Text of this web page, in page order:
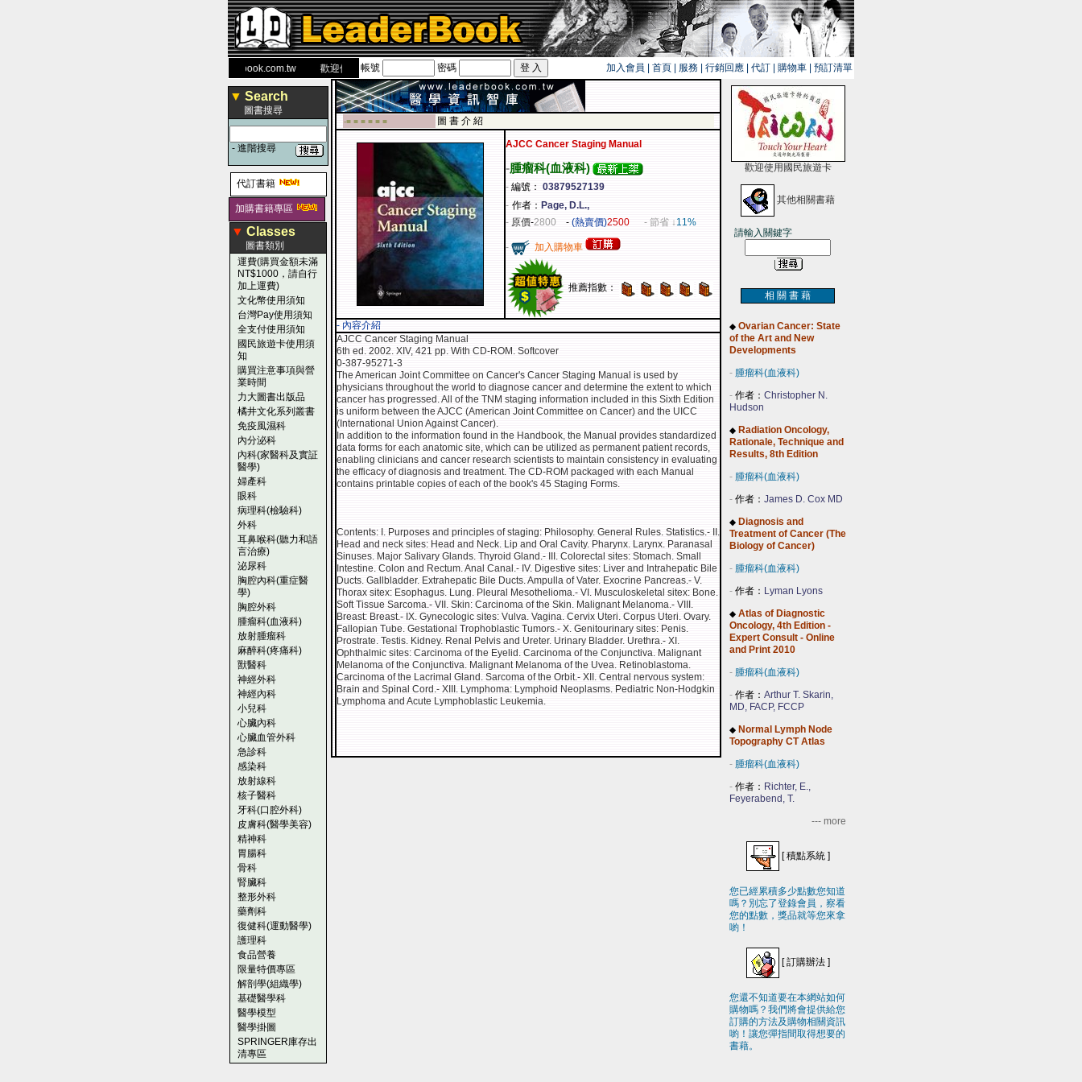
www.leaderbook.com.tw歡迎使用 國民旅遊卡！！
帳號 密碼 加入會員 首頁 服務 行銷回應 代訂 購物車 預訂清單
▼ Search
圖書搜尋
- 進階搜尋
代訂書籍
加購書籍專區
▼ Classes
圖書類別
運費(購買金額未滿
NT$1000，請自行
加上運費)
文化幣使用須知
台灣Pay使用須知
全支付使用須知
國民旅遊卡使用須
知
購買注意事項與營
業時間
力大圖書出版品
橘井文化系列叢書
免疫風濕科
內分泌科
內科(家醫科及實証
醫學)
婦產科
眼科
病理科(檢驗科)
外科
耳鼻喉科(聽力和語
言治療)
泌尿科
胸腔內科(重症醫
學)
胸腔外科
腫瘤科(血液科)
放射腫瘤科
麻醉科(疼痛科)
獸醫科
神經外科
神經內科
小兒科
心臟內科
心臟血管外科
急診科
感染科
放射線科
核子醫科
牙科(口腔外科)
皮膚科(醫學美容)
精神科
胃腸科
骨科
腎臟科
整形外科
藥劑科
復健科(運動醫學)
護理科
食品營養
限量特價專區
解剖學(組織學)
基礎醫學科
醫學模型
醫學掛圖
SPRINGER庫存出
清專區
-■ ■ ■ ■ ■ ■ 圖 書 介 紹
AJCC Cancer Staging Manual
-腫瘤科(血液科)
- 編號： 03879527139
- 作者： Page, D.L.,
- 原價-2800 - (熱賣價)2500 - 節省 ↓11%
- 加入購物車
推薦指數：
- 內容介紹
AJCC Cancer Staging Manual
6th ed. 2002. XIV, 421 pp. With CD-ROM. Softcover
0-387-95271-3
The American Joint Committee on Cancer's Cancer Staging Manual is used by
physicians throughout the world to diagnose cancer and determine the extent to which
cancer has progressed. All of the TNM staging information included in this Sixth Edition
is uniform between the AJCC (American Joint Committee on Cancer) and the UICC
(International Union Against Cancer).
In addition to the information found in the Handbook, the Manual provides standardized
data forms for each anatomic site, which can be utilized as permanent patient records,
enabling clinicians and cancer research scientists to maintain consistency in evaluating
the efficacy of diagnosis and treatment. The CD-ROM packaged with each Manual
contains printable copies of each of the book's 45 Staging Forms.
Contents: I. Purposes and principles of staging: Philosophy. General Rules. Statistics.- II.
Head and neck sites: Head and Neck. Lip and Oral Cavity. Pharynx. Larynx. Paranasal
Sinuses. Major Salivary Glands. Thyroid Gland.- III. Colorectal sites: Stomach. Small
Intestine. Colon and Rectum. Anal Canal.- IV. Digestive sites: Liver and Intrahepatic Bile
Ducts. Gallbladder. Extrahepatic Bile Ducts. Ampulla of Vater. Exocrine Pancreas.- V.
Thorax sitex: Esophagus. Lung. Pleural Mesothelioma.- VI. Musculoskeletal sitex: Bone.
Soft Tissue Sarcoma.- VII. Skin: Carcinoma of the Skin. Malignant Melanoma.- VIII.
Breast: Breast.- IX. Gynecologic sites: Vulva. Vagina. Cervix Uteri. Corpus Uteri. Ovary.
Fallopian Tube. Gestational Trophoblastic Tumors.- X. Genitourinary sites: Penis.
Prostrate. Testis. Kidney. Renal Pelvis and Ureter. Urinary Bladder. Urethra.- XI.
Ophthalmic sites: Carcinoma of the Eyelid. Carcinoma of the Conjunctiva. Malignant
Melanoma of the Conjunctiva. Malignant Melanoma of the Uvea. Retinoblastoma.
Carcinoma of the Lacrimal Gland. Sarcoma of the Orbit.- XII. Central nervous system:
Brain and Spinal Cord.- XIII. Lymphoma: Lymphoid Neoplasms. Pediatric Non-Hodgkin
Lymphoma and Acute Lymphoblastic Leukemia.
歡迎使用國民旅遊卡
其他相關書藉
請輸入關鍵字
相 關 書 藉
◆ Ovarian Cancer: State
of the Art and New
Developments
- 腫瘤科(血液科)
- 作者： Christopher N.
Hudson
◆ Radiation Oncology,
Rationale, Technique and
Results, 8th Edition
- 腫瘤科(血液科)
- 作者： James D. Cox MD
◆ Diagnosis and
Treatment of Cancer (The
Biology of Cancer)
- 腫瘤科(血液科)
- 作者： Lyman Lyons
◆ Atlas of Diagnostic
Oncology, 4th Edition -
Expert Consult - Online
and Print 2010
- 腫瘤科(血液科)
- 作者： Arthur T. Skarin,
MD, FACP, FCCP
◆ Normal Lymph Node
Topography CT Atlas
- 腫瘤科(血液科)
- 作者： Richter, E.,
Feyerabend, T.
--- more
[積點系統 ]
您已經累積多少點數您知道
嗎？別忘了登錄會員，察看
您的點數，獎品就等您來拿
喲！
[訂購辦法]
您還不知道要在本網站如何
購物嗎？我們將會提供給您
訂購的方法及購物相關資訊
喲！讓您彈指間取得想要的
書藉。